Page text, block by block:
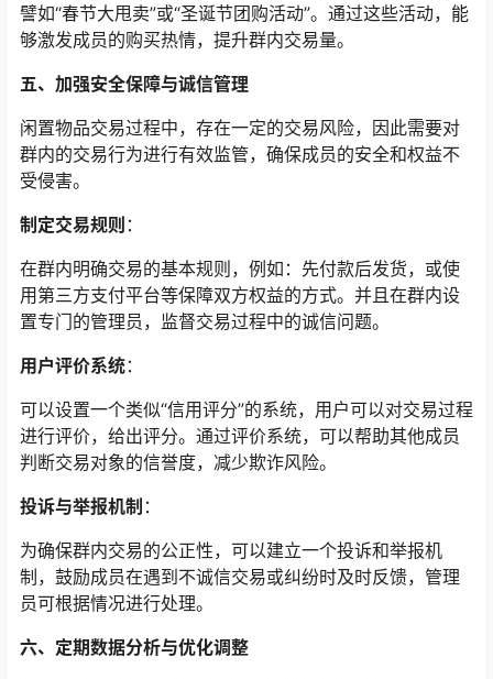
譬如“春节大甩卖”或“圣诞节团购活动”。通过这些活动，能
够激发成员的购买热情，提升群内交易量。
五、加强安全保障与诚信管理
闲置物品交易过程中，存在一定的交易风险，因此需要对
群内的交易行为进行有效监管，确保成员的安全和权益不
受侵害。
制定交易规则 ：
在群内明确交易的基本规则，例如：先付款后发货，或使
用第三方支付平台等保障双方权益的方式。并且在群内设
置专门的管理员，监督交易过程中的诚信问题。
用户评价系统：
可以设置一个类似“信用评分”的系统，用户可以对交易过程
进行评价，给出评分。通过评价系统，可以帮助其他成员
判断交易对象的信誉度，减少欺诈风险。
投诉与举报机制 ：
为确保群内交易的公正性，可以建立一个投诉和举报机
制，鼓励成员在遇到不诚信交易或纠纷时及时反馈，管理
员可根据情况进行处理。
六、定期数据分析与优化调整